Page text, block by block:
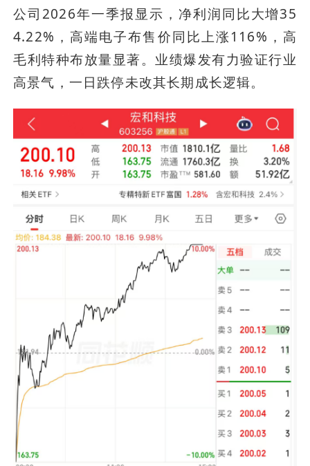
公司2026年一季报显示，净利润同比大增35
4.22%，高端电子布售价同比上涨116%，高
毛利特种布放量显著。业绩爆发有力验证行业
高景气，一日跌停未改其长期成长逻辑。